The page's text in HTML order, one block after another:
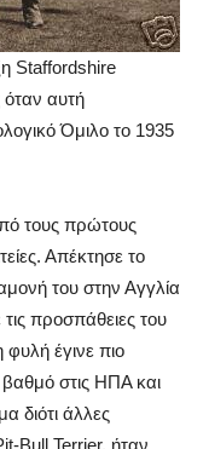
Staffordshire
αυτή
Όμιλο το 1935
τους πρώτους
Απέκτησε το
του στην Αγγλία
προσπάθειες του
έγινε πιο
στις ΗΠΑ και
διότι άλλες
Bull Terrier, ήταν